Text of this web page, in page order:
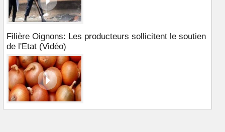
Filière Oignons: Les producteurs sollicitent le soutien
de l'Etat (Vidéo)